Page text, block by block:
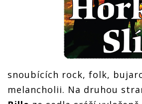
snoubících rock, folk,
melancholii. Na druhou